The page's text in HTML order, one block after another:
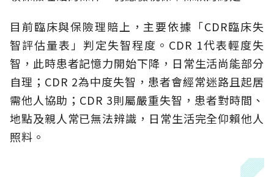
目前臨床與保險理賠上，主要依據「CDR臨床失
智評估量表」判定失智程度。CDR 1代表輕度失
智，此時患者記憶力開始下降，日常生活尚能部分
自理；CDR 2為中度失智，患者會經常迷路且起居
需他人協助；CDR 3則屬嚴重失智，患者對時間、
地點及親人常已無法辨識，日常生活完全仰賴他人
照料。